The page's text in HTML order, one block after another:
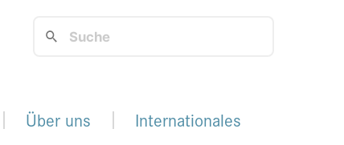
Über uns Internationales